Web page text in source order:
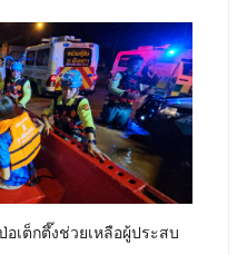
เต็กตึ๊งช่วยเหลือผู้ประสบ